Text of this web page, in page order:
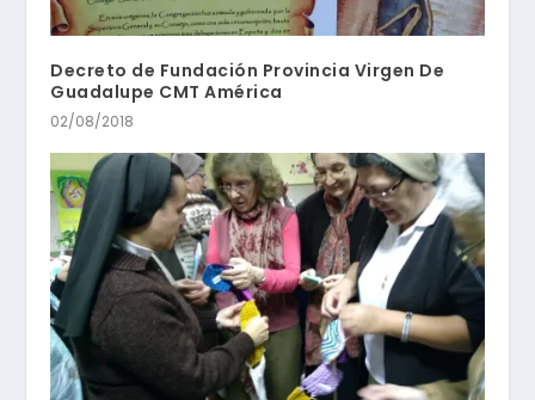
Decreto de Fundación Provincia Virgen De
Guadalupe CMT América
02/08/2018